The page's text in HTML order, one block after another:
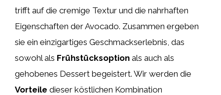
trifft auf die cremige Textur und die nahrhaften
Eigenschaften der Avocado. Zusammen ergeben
sie ein einzigartiges Geschmackserlebnis, das
sowohl als Frühstücksoption als auch als
gehobenes Dessert begeistert. Wir werden die
Vorteile dieser köstlichen Kombination